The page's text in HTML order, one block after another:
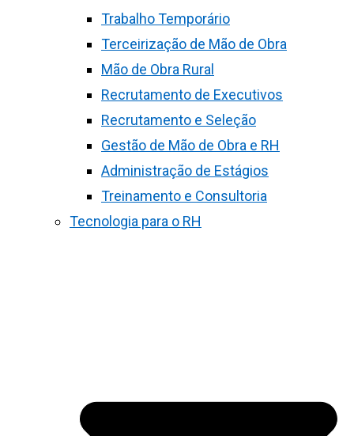
Trabalho Temporário
Terceirização de Mão de Obra
Mão de Obra Rural
Recrutamento de Executivos
Recrutamento e Seleção
Gestão de Mão de Obra e RH
Administração de Estágios
Treinamento e Consultoria
Tecnologia para o RH